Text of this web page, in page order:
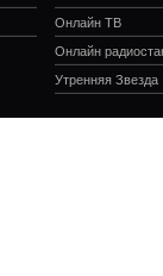
Онлайн ТВ
Онлайн
Утренняя Звезда